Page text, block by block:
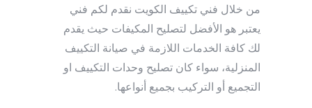
من خلال فني تكييف الكويت نقدم لكم فني
يعتبر هو الأفضل لتصليح المكيفات حيث يقدم
لك كافة الخدمات اللازمة في صيانة التكييف
المنزلية، سواء كان تصليح وحدات التكييف او
التجميع أو التركيب بجميع أنواعها.